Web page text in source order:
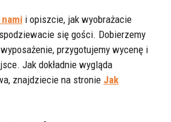
i opiszcie, jak wyobrażacie
się gości. Dobierzemy
przygotujemy wycenę i
Jak dokładnie wygląda
znajdziecie na stronie Jak